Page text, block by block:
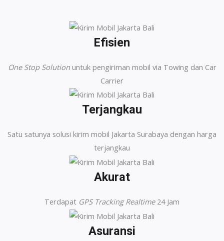
Efisien
One Stop Solutionuntuk pengiriman mobil via Towing dan Car
Carrier
Terjangkau
Satu satunya solusi kirim mobil Jakarta Surabaya dengan harga
terjangkau
Akurat
Terdapat GPS Tracking Realtime24 Jam
Asuransi